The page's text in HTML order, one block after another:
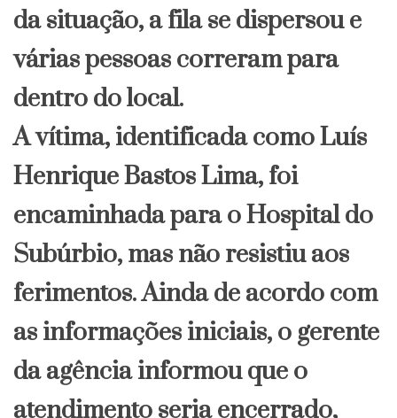
da situação, a fila se dispersou e
várias pessoas correram para
dentro do local.
A vítima, identificada como Luís
Henrique Bastos Lima, foi
encaminhada para o Hospital do
Subúrbio, mas não resistiu aos
ferimentos. Ainda de acordo com
as informações iniciais, o gerente
da agência informou que o
atendimento seria encerrado,